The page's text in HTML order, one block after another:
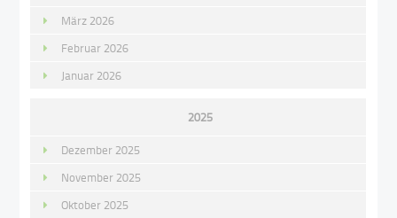
März 2026
Februar 2026
Januar 2026
2025
Dezember 2025
November 2025
Oktober 2025